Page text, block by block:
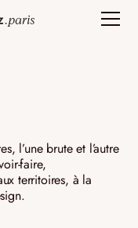
l’une brute et l’autre
faire,
territoires, à la